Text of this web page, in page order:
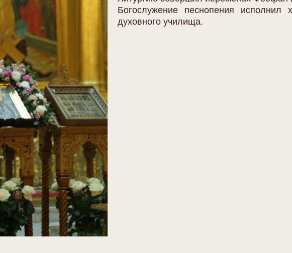
Богослужение песнопения исполнил
духовного училища.